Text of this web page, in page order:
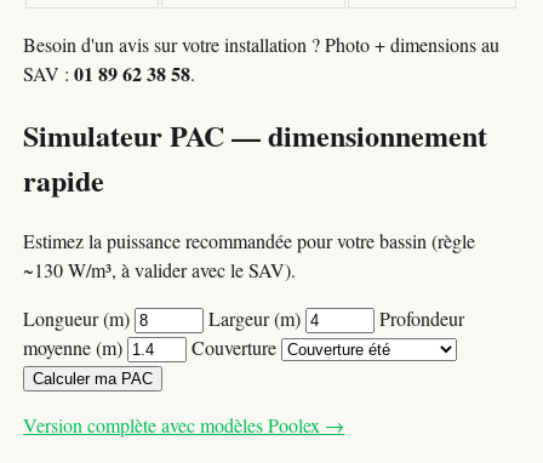
Besoin d'un avis sur votre installation ? Photo + dimensions au
SAV :01 89 62 38 58.
Simulateur PAC — dimensionnement
rapide
Estimez la puissance recommandée pour votre bassin (règle
~130 W/m³, à valider avec le SAV).
Longueur (m)
Largeur (m)
Profondeur
moyenne (m)
Couverture
Calculer ma PAC
Version complète avec modèles Poolex →